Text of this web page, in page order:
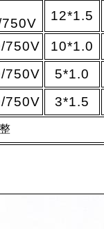
12*1.5
750V 10*1.0
750V 5*1.0
750V 3*1.5